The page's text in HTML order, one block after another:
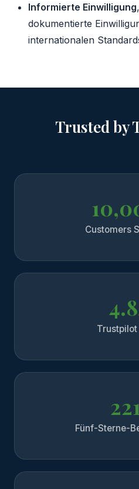
Informierte Einwilligung
dokumentierte
internationalen
Trusted by
Customers
Trustpilot
Fünf-Sterne-